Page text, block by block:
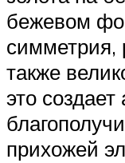
бежевом
симметрия,
также
это
прихожей